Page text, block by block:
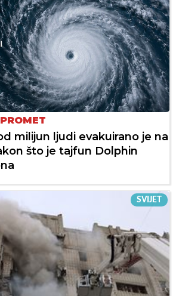
milijun ljudi evakuirano je na
što je tajfun Dolphin
SVIJET